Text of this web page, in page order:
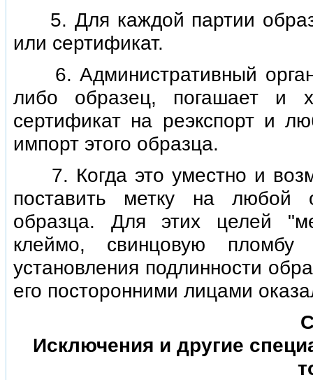
5. Для каждой партии
или сертификат.
6. Административный орган
либо образец, погашает и
сертификат на реэкспорт и
импорт этого образца.
7. Когда это уместно и
поставить метку на любой
образца. Для этих целей
клеймо, свинцовую пломбу
установления подлинности
его посторонними лицами
Исключения и другие